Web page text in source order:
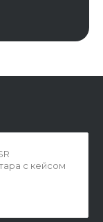
с кейсом